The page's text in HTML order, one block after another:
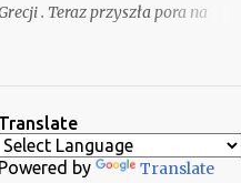
. Teraz przyszła pora na
każdy zakątek Grecji, możecie
spróbować lokalnych win, alkoholi i
napojów bezalkoholowych, a nawet
Translate
Powered by Translate